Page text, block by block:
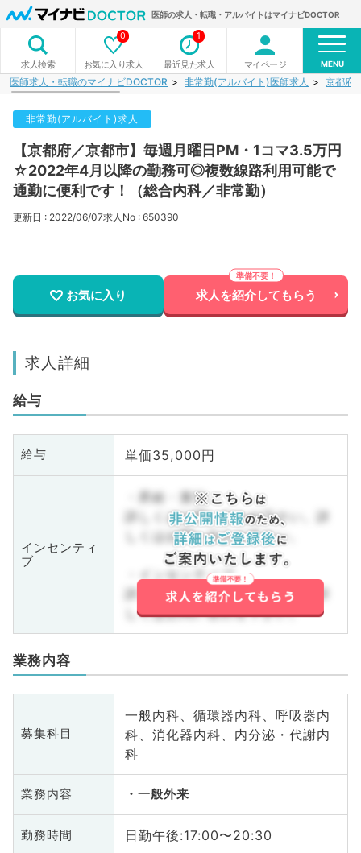
医師の求人・転職・アルバイトはマイナビDOCTOR
求人検索 お気に入り求人
0
最近見た求人
1
マイページ MENU
医師求人・転職のマイナビDOCTOR 非常勤(アルバイト)医師求人 京都府
非常勤(アルバイト)求人
【京都府／京都市】毎週月曜日PM・1コマ3.5万円
☆2022年4月以降の勤務可◎複数線路利用可能で
通勤に便利です！（総合内科／非常勤）
更新日 : 2022/06/07求人No : 650390
お気に入り 求人を紹介してもらう
求人詳細
給与
給与 単価35,000円
インセンティ
ブ
・昇給・賞与
詳しくはお問い合わせ下さい。詳
しくはお問い合わせ下さい。
・インセンティブ
詳しくはお問い合わせ下さい。詳
しくはお問い合わせ下さい。
業務内容
募集科目
一般内科、循環器内科、呼吸器内
科、消化器内科、内分泌・代謝内
科
業務内容 一般外来
勤務時間 日勤午後:17:00〜20:30